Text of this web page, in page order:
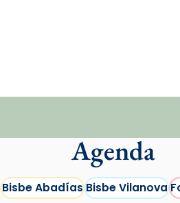
Agenda
Bisbe AbadíasBisbe Vilanova